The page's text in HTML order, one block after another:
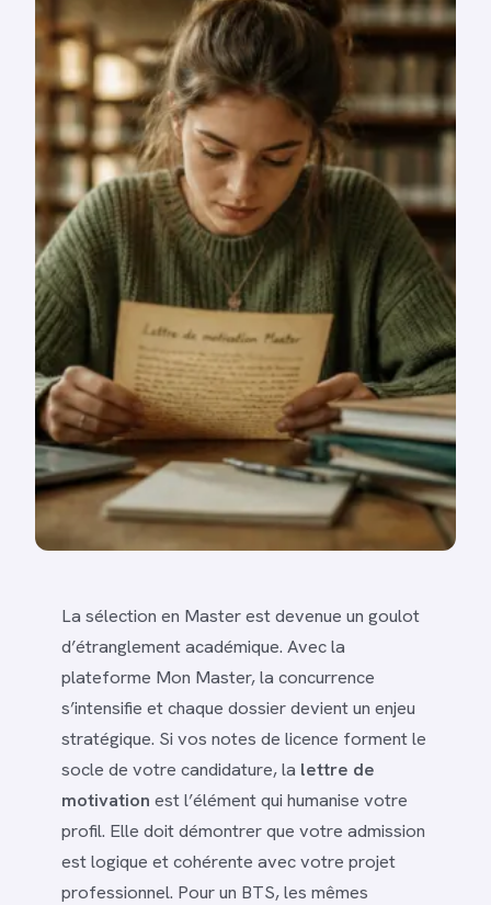
La sélection en Master est devenue un goulot
d’étranglement académique. Avec la
plateforme Mon Master, la concurrence
s’intensifie et chaque dossier devient un enjeu
stratégique. Si vos notes de licence forment le
socle de votre candidature, la lettre de
motivation est l’élément qui humanise votre
profil. Elle doit démontrer que votre admission
est logique et cohérente avec votre projet
professionnel. Pour un BTS, les mêmes